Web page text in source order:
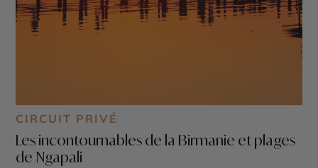
CIRCUIT PRIVÉ
Les incontournables de la Birmanie et plages
de Ngapali